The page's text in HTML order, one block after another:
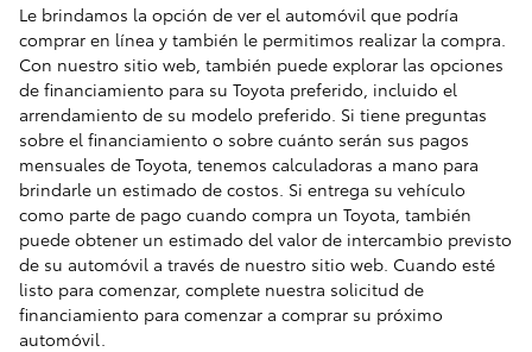
Le brindamos la opción de ver el automóvil que podría
comprar en línea y también le permitimos realizar la compra.
Con nuestro sitio web, también puede explorar las opciones
de financiamiento para su Toyota preferido, incluido el
arrendamiento de su modelo preferido. Si tiene preguntas
sobre el financiamiento o sobre cuánto serán sus pagos
mensuales de Toyota, tenemos calculadoras a mano para
brindarle un estimado de costos. Si entrega su vehículo
como parte de pago cuando compra un Toyota, también
puede obtener un estimado del valor de intercambio previsto
de su automóvil a través de nuestro sitio web. Cuando esté
listo para comenzar, complete nuestra solicitud de
financiamiento para comenzar a comprar su próximo
automóvil.